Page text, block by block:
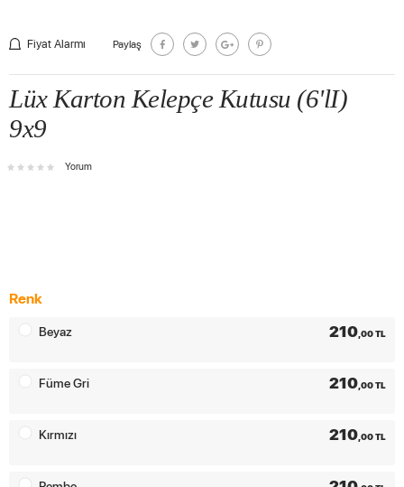
Fiyat Alarmı Paylaş
Lüx Karton Kelepçe Kutusu (6'lI)
9x9
Yorum
Renk
Beyaz 210,00 TL
Füme Gri 210,00 TL
Kırmızı 210,00 TL